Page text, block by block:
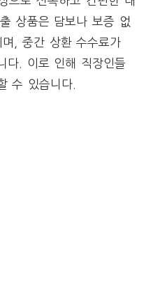
상품은 담보나 보증 없
, 중간 상환 수수료가
다. 이로 인해 직장인들
수 있습니다.